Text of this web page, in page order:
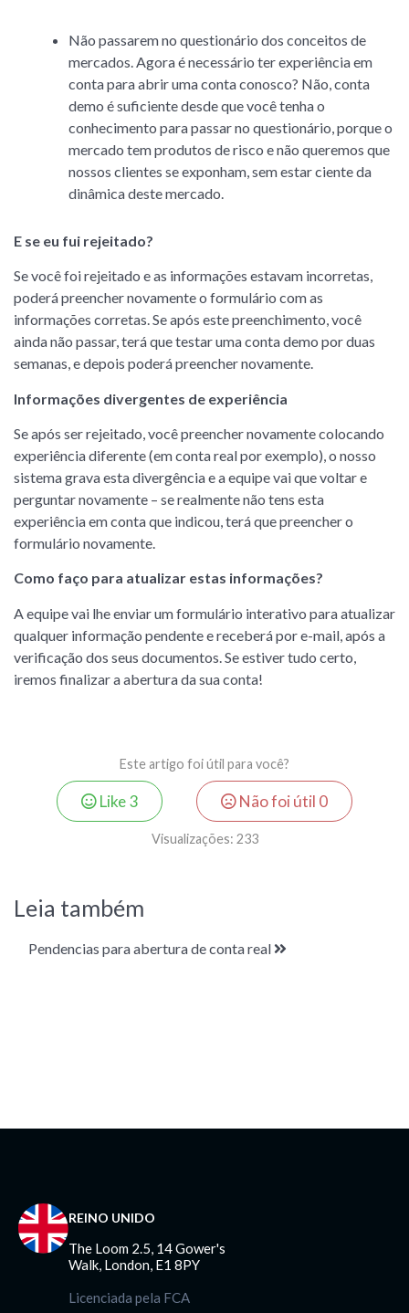
Não passarem no questionário dos conceitos de
mercados. Agora é necessário ter experiência em
conta para abrir uma conta conosco? Não, conta
demo é suficiente desde que você tenha o
conhecimento para passar no questionário, porque o
mercado tem produtos de risco e não queremos que
nossos clientes se exponham, sem estar ciente da
dinâmica deste mercado.
E se eu fui rejeitado?
Se você foi rejeitado e as informações estavam incorretas,
poderá preencher novamente o formulário com as
informações corretas. Se após este preenchimento, você
ainda não passar, terá que testar uma conta demo por duas
semanas, e depois poderá preencher novamente.
Informações divergentes de experiência
Se após ser rejeitado, você preencher novamente colocando
experiência diferente (em conta real por exemplo), o nosso
sistema grava esta divergência e a equipe vai que voltar e
perguntar novamente – se realmente não tens esta
experiência em conta que indicou, terá que preencher o
formulário novamente.
Como faço para atualizar estas informações?
A equipe vai lhe enviar um formulário interativo para atualizar
qualquer informação pendente e receberá por e-mail, após a
verificação dos seus documentos. Se estiver tudo certo,
iremos finalizar a abertura da sua conta!
Este artigo foi útil para você?
Like3 Não foi útil 0
Visualizações: 233
Leia também
Pendencias para abertura de conta real
REINO UNIDO
The Loom 2.5, 14 Gower's
Walk, London, E1 8PY
Licenciada pela FCA